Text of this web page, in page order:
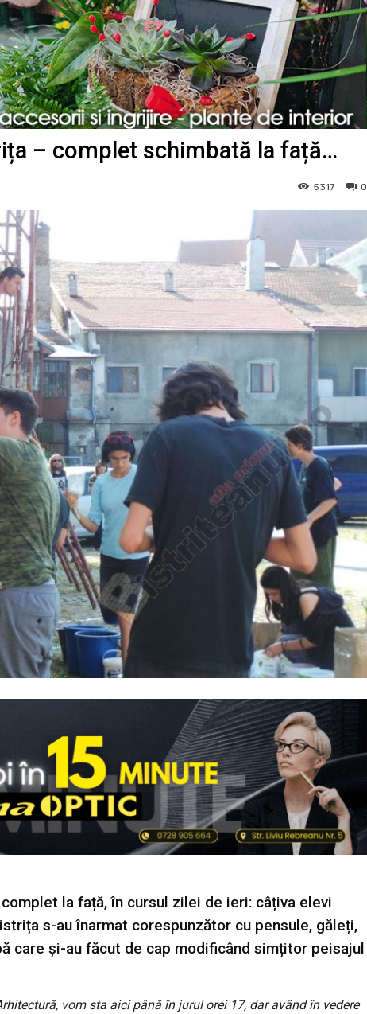
– complet schimbată la față…
0
5317
la față, în cursul zilei de ieri: câțiva elevi
s-au înarmat corespunzător cu pensule, găleți,
care și-au făcut de cap modificând simțitor peisajul
vom sta aici până în jurul orei 17, dar având în vedere